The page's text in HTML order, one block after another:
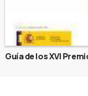
Guía de los XVI